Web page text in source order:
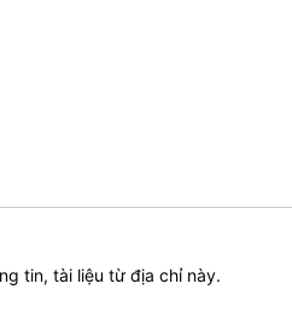
tin, tài liệu từ địa chỉ này.